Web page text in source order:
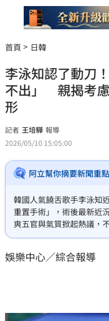
首頁 日韓
李泳知認了動刀
不出」 親揭考
形
記者 王培驊 報導
2026/05/10 15:05:00
阿立幫你摘要新聞重點
韓國人氣饒舌歌手李泳知
重置手術」，術後最新近
爽五官與氣質掀起熱議，
出來」。
娛樂中心／綜合報導